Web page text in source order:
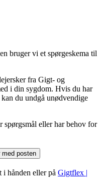
bruger vi et spørgeskema til
fra Gigt- og
i din sygdom. Hvis du har
du undgå unødvendige
spørgsmål eller har behov for
posten
i hånden eller på Gigtflex |